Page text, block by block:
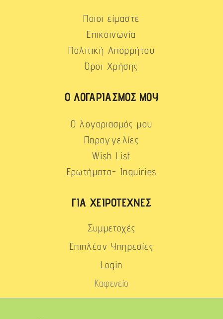
Ποιοι είμαστε
Επικοινωνία
Πολιτική Απορρήτου
Όροι Χρήσης
Ο ΛΟΓΑΡΙΑΣΜΌΣ ΜΟΥ
Ο λογαριασμός μου
Παραγγελίες
Wish List
Ερωτήματα- Inquiries
ΓΙΑ ΧΕΙΡΟΤΈΧΝΕΣ
Συμμετοχές
Επιπλέον Υπηρεσίες
Login
Καφενείο